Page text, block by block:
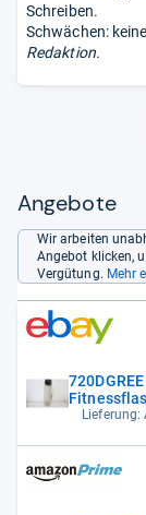
Schreiben.
Schwächen:
Redaktion.
Angebote
Wir arbeiten
Angebot klicken,
Vergütung. Mehr
Lieferung: